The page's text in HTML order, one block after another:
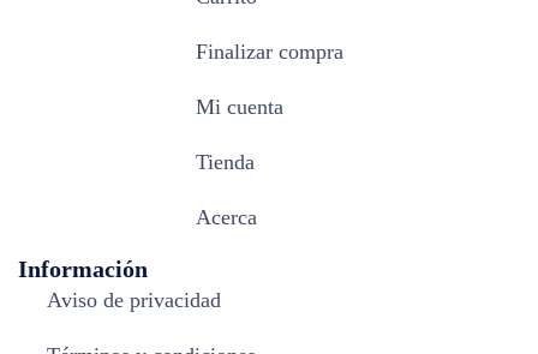
Finalizar compra
Mi cuenta
Tienda
Acerca
Información
Aviso de privacidad